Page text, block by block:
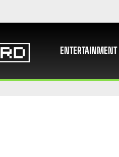
ENTERTAINMENT